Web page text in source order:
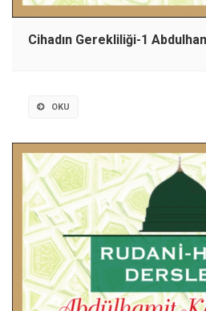
Cihadın Gerekliliği-1
OKU